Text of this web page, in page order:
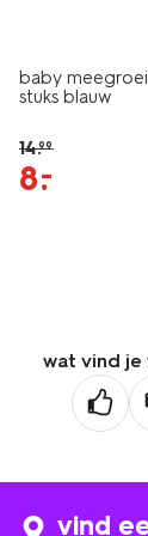
baby
stuks blauw
14.99
8.
–
wat vind je
vind